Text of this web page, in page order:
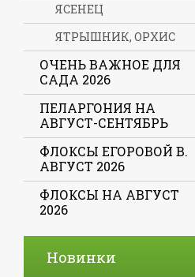
ЯСЕНЕЦ
ЯТРЫШНИК, ОРХИС
ОЧЕНЬ ВАЖНОЕ ДЛЯ
САДА 2026
ПЕЛАРГОНИЯ НА
АВГУСТ-СЕНТЯБРЬ
ФЛОКСЫ ЕГОРОВОЙ В.
АВГУСТ 2026
ФЛОКСЫ НА АВГУСТ
2026
Новинки